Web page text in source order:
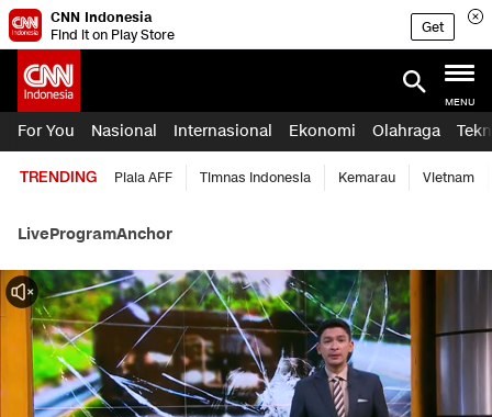
CNN Indonesia
Find it on Play Store
Get
MENU
For You Nasional Internasional Ekonomi Olahraga
TRENDING Piala AFF Timnas Indonesia Kemarau Vietnam
LiveProgramAnchor